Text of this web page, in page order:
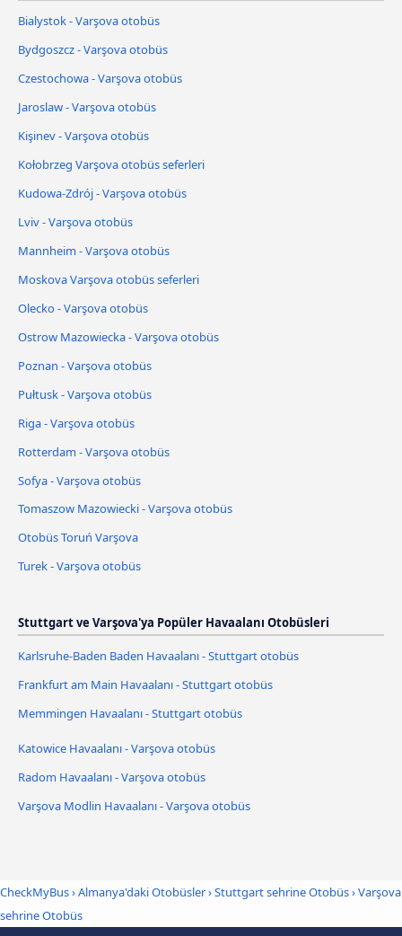
Bialystok - Varşova otobüs
Bydgoszcz - Varşova otobüs
Czestochowa - Varşova otobüs
Jaroslaw - Varşova otobüs
Kişinev - Varşova otobüs
Kołobrzeg Varşova otobüs seferleri
Kudowa-Zdrój - Varşova otobüs
Lviv - Varşova otobüs
Mannheim - Varşova otobüs
Moskova Varşova otobüs seferleri
Olecko - Varşova otobüs
Ostrow Mazowiecka - Varşova otobüs
Poznan - Varşova otobüs
Pułtusk - Varşova otobüs
Riga - Varşova otobüs
Rotterdam - Varşova otobüs
Sofya - Varşova otobüs
Tomaszow Mazowiecki - Varşova otobüs
Otobüs Toruń Varşova
Turek - Varşova otobüs
Stuttgart ve Varşova'ya Popüler Havaalanı Otobüsleri
Karlsruhe-Baden Baden Havaalanı - Stuttgart otobüs
Frankfurt am Main Havaalanı - Stuttgart otobüs
Memmingen Havaalanı - Stuttgart otobüs
Katowice Havaalanı - Varşova otobüs
Radom Havaalanı - Varşova otobüs
Varşova Modlin Havaalanı - Varşova otobüs
CheckMyBus›Almanya'daki Otobüsler›Stuttgart sehrine Otobüs›Varşova
sehrine Otobüs